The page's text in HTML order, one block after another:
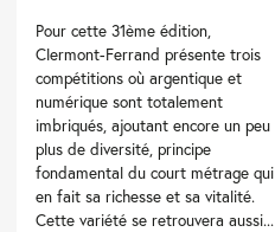
Pour cette 31ème édition,
Clermont-Ferrand présente trois
compétitions où argentique et
numérique sont totalement
imbriqués, ajoutant encore un peu
plus de diversité, principe
fondamental du court métrage qui
en fait sa richesse et sa vitalité.
Cette variété se retrouvera aussi...